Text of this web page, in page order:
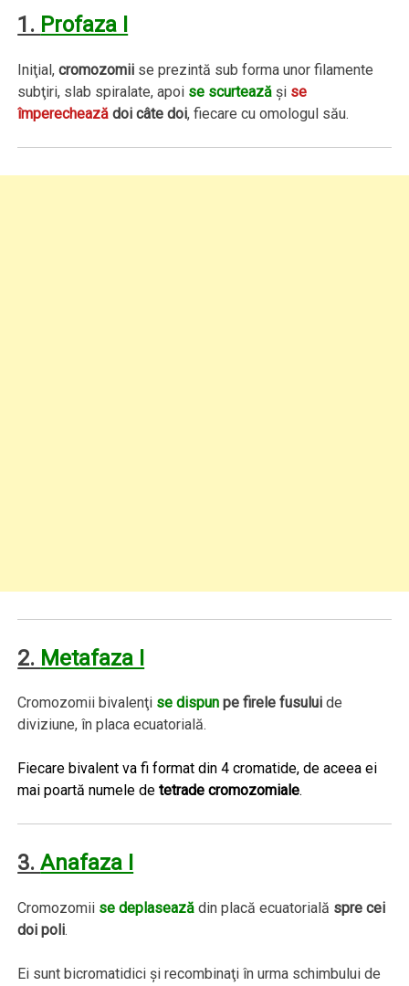
1. Profaza I
Iniţial,cromozomii se prezintă sub forma unor filamente
subţiri, slab spiralate, apoi se scurtează şi se
împerechează doi câte doi, fiecare cu omologul său.
2. Metafaza I
Cromozomii bivalenţi se dispun pe firele fusului de
diviziune, în placa ecuatorială.
Fiecare bivalent va fi format din 4 cromatide, de aceea ei
mai poartă numele detetrade cromozomiale.
3.Anafaza I
Cromozomii se deplasează din placă ecuatorială spre cei
doi poli.
Ei sunt bicromatidici şi recombinaţi în urma schimbului de